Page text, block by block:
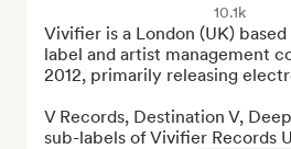
10.1k
Vivifier is a London (UK)
label and artist management
2012, primarily releasing
V Records, Destination V,
sub-labels of Vivifier Records